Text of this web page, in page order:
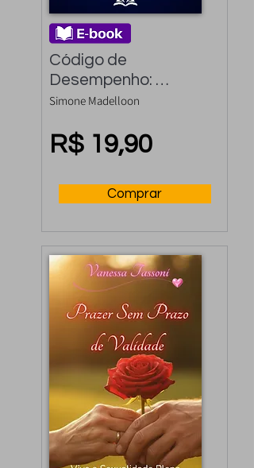
Código de
Desempenho:
Controle a
e Rápida
Simone Madelloon
R$ 19,90
Comprar